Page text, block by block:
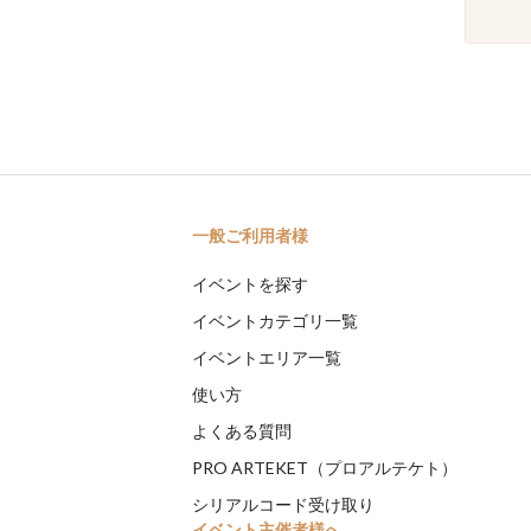
一般ご利用者様
イベントを探す
イベントカテゴリ一覧
イベントエリア一覧
使い方
よくある質問
PRO ARTEKET（プロアルテケト）
シリアルコード受け取り